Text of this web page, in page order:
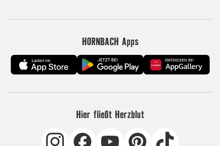
HORNBACH Apps
Hier fließt Herzblut